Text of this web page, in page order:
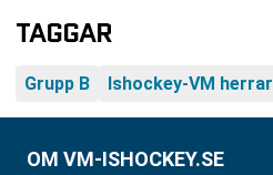
TAGGAR
Grupp B Ishockey-VM herrar
OM VM-ISHOCKEY.SE